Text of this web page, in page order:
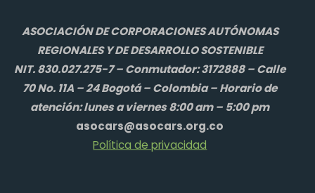
ASOCIACIÓN DE CORPORACIONES AUTÓNOMAS
REGIONALES Y DE DESARROLLO SOSTENIBLE
NIT. 830.027.275-7 – Conmutador: 3172888 – Calle
70 No. 11A – 24 Bogotá – Colombia – Horario de
atención: lunes a viernes 8:00 am – 5:00 pm
asocars@asocars.org.co
Política de privacidad